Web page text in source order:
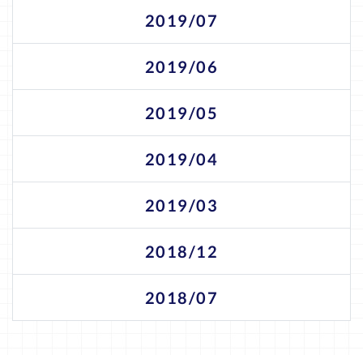
2019/07
2019/06
2019/05
2019/04
2019/03
2018/12
2018/07